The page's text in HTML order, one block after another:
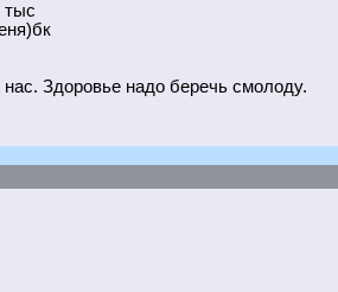
тыс
Здоровье надо беречь смолоду.